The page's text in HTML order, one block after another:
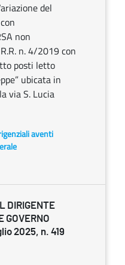
del
non
n. 4/2019 con
posti letto
ubicata in
via S. Lucia
aventi
DIRIGENTE
GOVERNO
2025, n. 419